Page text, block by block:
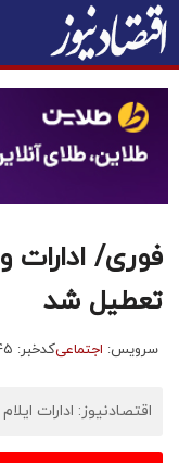
فوری/ ادارات
تعطیل شد
سرویس: اجتماعیکدخبر: ۷۸۶۰۴۵
اقتصادنیوز: ادارات